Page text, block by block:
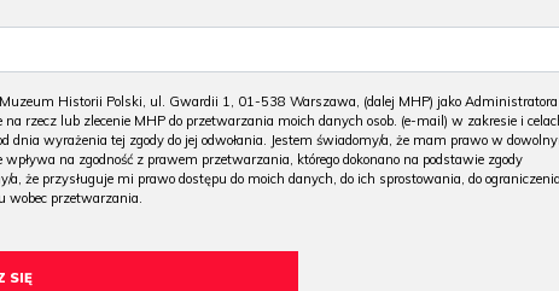
Historii Polski, ul. Gwardii 1, 01-538 Warszawa, (dalej MHP) jako Administratora
rzecz lub zlecenie MHP do przetwarzania moich danych osob. (e-mail) w zakresie i
dnia wyrażenia tej zgody do jej odwołania. Jestem świadomy/a, że mam prawo w
wpływa na zgodność z prawem przetwarzania, którego dokonano na podstawie zgody
że przysługuje mi prawo dostępu do moich danych, do ich sprostowania, do ograniczenia
wobec przetwarzania.